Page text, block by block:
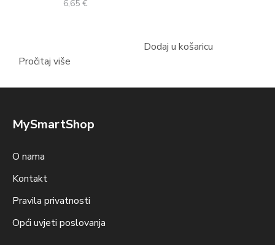
6,65 €
Pročitaj više
Dodaj u košaricu
MySmartShop
O nama
Kontakt
Pravila privatnosti
Opći uvjeti poslovanja